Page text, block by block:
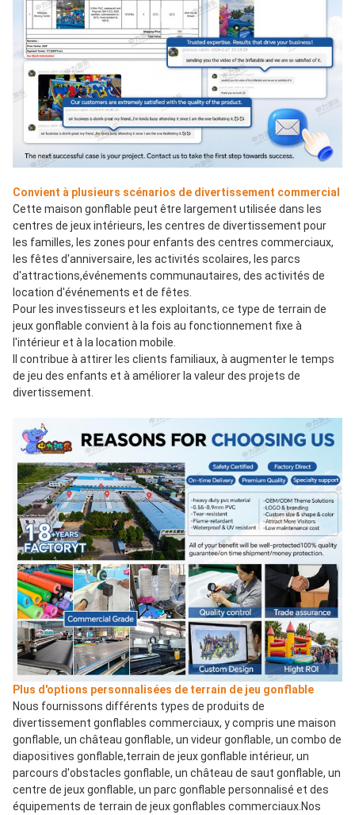
Convient à plusieurs scénarios de divertissement commercial
Cette maison gonflable peut être largement utilisée dans les
centres de jeux intérieurs, les centres de divertissement pour
les familles, les zones pour enfants des centres commerciaux,
les fêtes d'anniversaire, les activités scolaires, les parcs
d'attractions,événements communautaires, des activités de
location d'événements et de fêtes.
Pour les investisseurs et les exploitants, ce type de terrain de
jeux gonflable convient à la fois au fonctionnement fixe à
l'intérieur et à la location mobile.
Il contribue à attirer les clients familiaux, à augmenter le temps
de jeu des enfants et à améliorer la valeur des projets de
divertissement.
Plus d'options personnalisées de terrain de jeu gonflable
Nous fournissons différents types de produits de
divertissement gonflables commerciaux, y compris une maison
gonflable, un château gonflable, un videur gonflable, un combo de
diapositives gonflable,terrain de jeux gonflable intérieur, un
parcours d'obstacles gonflable, un château de saut gonflable, un
centre de jeux gonflable, un parc gonflable personnalisé et des
équipements de terrain de jeux gonflables commerciaux.Nos